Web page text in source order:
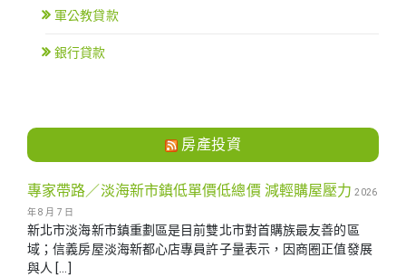
軍公教貸款
銀行貸款
房產投資
專家帶路／淡海新市鎮低單價低總價 減輕購屋壓力 2026
年 8 月 7 日
新北市淡海新市鎮重劃區是目前雙北市對首購族最友善的區
域；信義房屋淡海新都心店專員許子量表示，因商圈正值發展
與人 […]